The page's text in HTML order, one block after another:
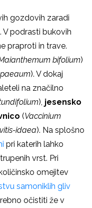
gozdovih zaradi
podrasti bukovih
praproti in trave.
bifolium)
). V dokaj
na značilno
), jesensko
(Vaccinium
idaea). Na splošno
pri katerih lahko
vrst. Pri
omejitev
samoniklih gliv
očistiti že v